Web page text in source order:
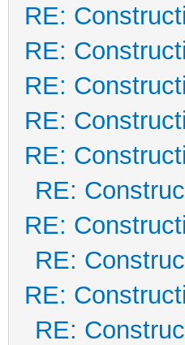
RE:
RE:
RE:
RE:
RE:
RE:
RE:
RE:
RE:
RE: